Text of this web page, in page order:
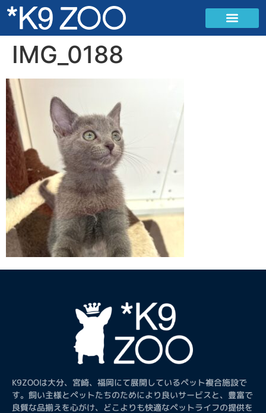
IMG_0188
K9ZOOは大分、宮崎、福岡にて展開しているペット複合施設で
す。飼い主様とペットたちのためにより良いサービスと、豊富で
良質な品揃えを心がけ、どこよりも快適なペットライフの提供を